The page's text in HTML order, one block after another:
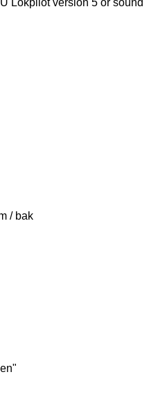
Lokpilot version 5 or sound
/ bak